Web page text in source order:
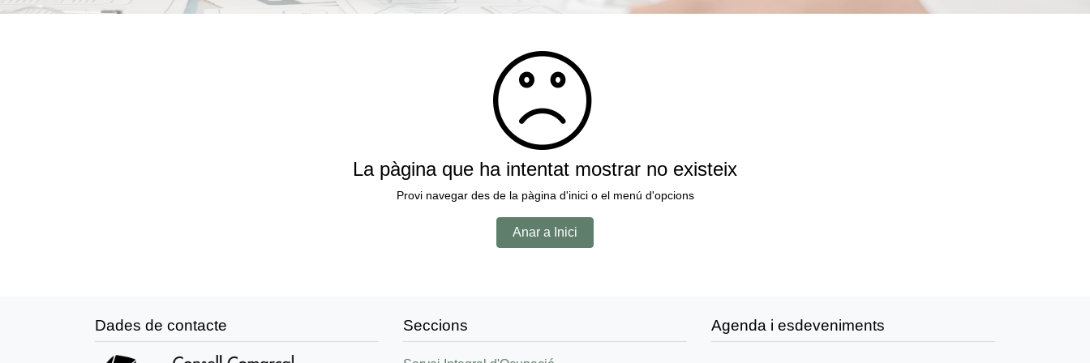
La pàgina que ha intentat mostrar no existeix
Provi navegar des de la pàgina d'inici o el menú d'opcions
Anar a Inici
Dades de contacte Seccions Agenda i esdeveniments